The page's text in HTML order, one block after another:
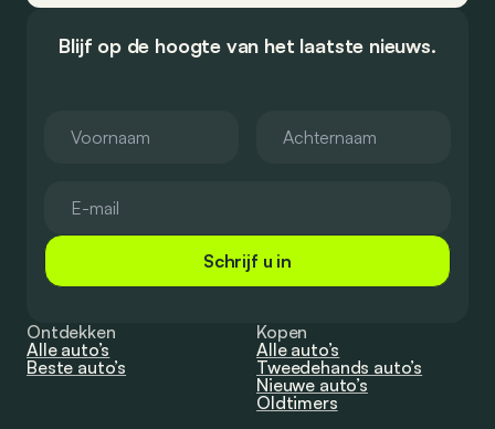
Blijf op de hoogte van het laatste nieuws.
Schrijf u in
Ontdekken
Alle auto’s
Beste auto’s
Kopen
Alle auto’s
Tweedehands auto’s
Nieuwe auto’s
Oldtimers